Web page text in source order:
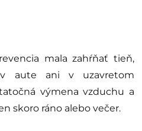
mala zahŕňať tieň,
aute ani v uzavretom
výmena vzduchu a
skoro ráno alebo večer.